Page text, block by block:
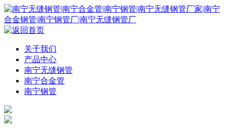
关于我们
产品中心
南宁无缝钢管
南宁合金管
南宁钢管